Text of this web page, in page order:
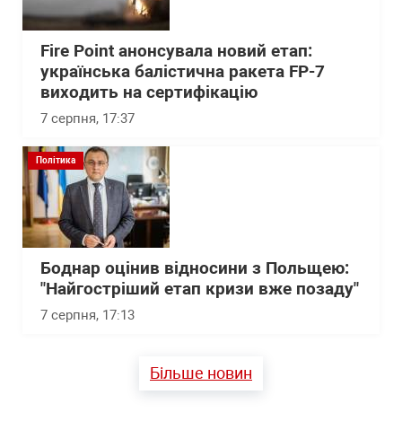
Fire Point анонсувала новий етап:
українська балістична ракета FP-7
виходить на сертифікацію
7 серпня, 17:37
Політика
Боднар оцінив відносини з Польщею:
"Найгостріший етап кризи вже позаду"
7 серпня, 17:13
Більше новин